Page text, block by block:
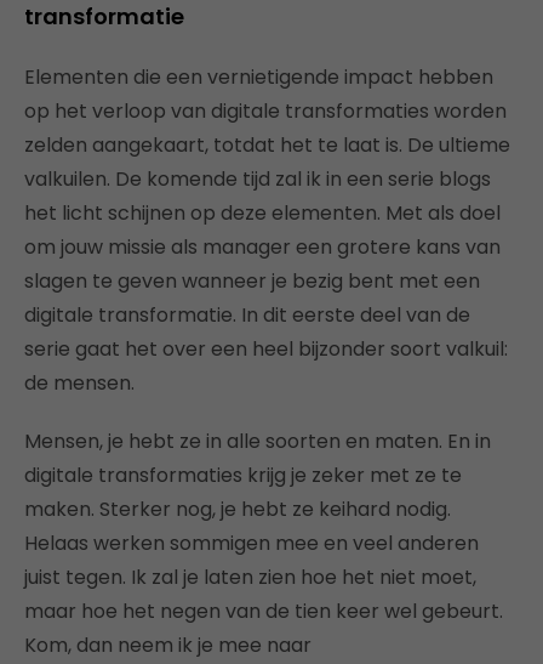
transformatie
Elementen die een vernietigende impact hebben
op het verloop van digitale transformaties worden
zelden aangekaart, totdat het te laat is. De ultieme
valkuilen. De komende tijd zal ik in een serie blogs
het licht schijnen op deze elementen. Met als doel
om jouw missie als manager een grotere kans van
slagen te geven wanneer je bezig bent met een
digitale transformatie. In dit eerste deel van de
serie gaat het over een heel bijzonder soort valkuil:
de mensen.
Mensen, je hebt ze in alle soorten en maten. En in
digitale transformaties krijg je zeker met ze te
maken. Sterker nog, je hebt ze keihard nodig.
Helaas werken sommigen mee en veel anderen
juist tegen. Ik zal je laten zien hoe het niet moet,
maar hoe het negen van de tien keer wel gebeurt.
Kom, dan neem ik je mee naar